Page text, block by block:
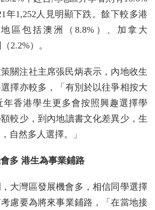
年1,252人見明顯下跌。餘下較多港
區包括澳洲（8.8%）、加拿大
2.2%）。
關注社主席張民炳表示，內地收生
擇亦較多，「有別於以往爭相按大
年香港學生更多會按照興趣選擇學
較少，到內地讀書文化差異少，生
自然多人選擇。」
多 港生為事業鋪路
大灣區發展機會多，相信同學選擇
慮要為將來事業鋪路，「在當地接